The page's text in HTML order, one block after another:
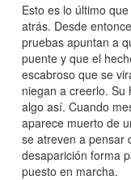
Esto es lo último
atrás. Desde
pruebas apuntan a
puente y que el
escabroso que se
niegan a creerlo. Su
algo así. Cuando
aparece muerto de
se atreven a pensar
desaparición forma
puesto en marcha.